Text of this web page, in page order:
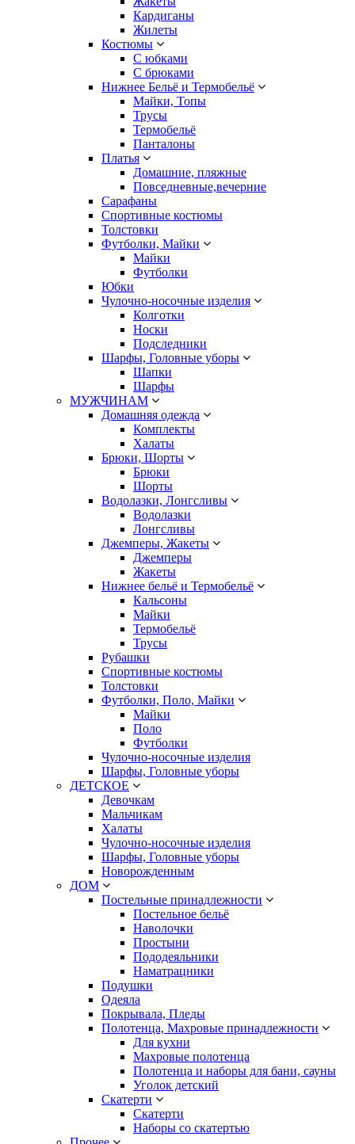
Кардиганы
Жилеты
Костюмы
С юбками
С брюками
Нижнее Бельё и Термобельё
Майки, Топы
Трусы
Термобельё
Панталоны
Платья
Домашние, пляжные
Повседневные,вечерние
Сарафаны
Спортивные костюмы
Толстовки
Футболки, Майки
Майки
Футболки
Юбки
Чулочно-носочные изделия
Колготки
Носки
Подследники
Шарфы, Головные уборы
Шапки
Шарфы
МУЖЧИНАМ
Домашняя одежда
Комплекты
Халаты
Брюки, Шорты
Брюки
Шорты
Водолазки, Лонгсливы
Водолазки
Лонгсливы
Джемперы, Жакеты
Джемперы
Жакеты
Нижнее бельё и Термобельё
Кальсоны
Майки
Термобельё
Трусы
Рубашки
Спортивные костюмы
Толстовки
Футболки, Поло, Майки
Майки
Поло
Футболки
Чулочно-носочные изделия
Шарфы, Головные уборы
ДЕТСКОЕ
Девочкам
Мальчикам
Халаты
Чулочно-носочные изделия
Шарфы, Головные уборы
Новорожденным
ДОМ
Постельные принадлежности
Постельное бельё
Наволочки
Простыни
Пододеяльники
Наматрацники
Подушки
Одеяла
Покрывала, Пледы
Полотенца, Махровые принадлежности
Для кухни
Махровые полотенца
Полотенца и наборы для бани, сауны
Уголок детский
Скатерти
Скатерти
Наборы со скатертью